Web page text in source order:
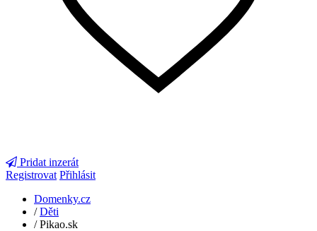
Pridat inzerát
Registrovat Přihlásit
Domenky.cz
/Děti
/Pikao.sk